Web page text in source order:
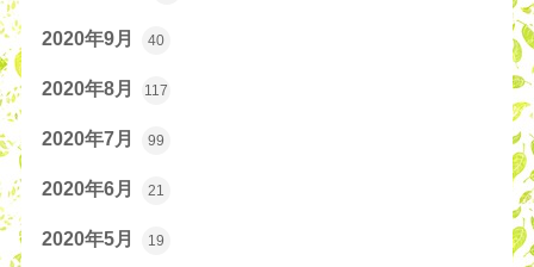
2020年9月 40
2020年8月 117
2020年7月 99
2020年6月 21
2020年5月 19